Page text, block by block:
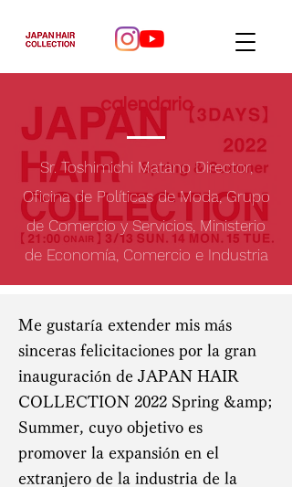
calendario
Sr. Toshimichi Matano Director,
Oficina de Políticas de Moda, Grupo
de Comercio y Servicios, Ministerio
de Economía, Comercio e Industria
Me gustaría extender mis más
sinceras felicitaciones por la gran
inauguración de JAPAN HAIR
COLLECTION 2022 Spring &amp;
Summer, cuyo objetivo es
promover la expansión en el
extranjero de la industria de la